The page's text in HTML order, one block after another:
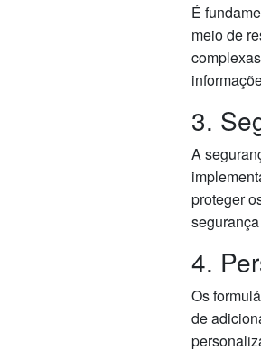
É
meio de
3.
A
proteger
4.
Os
de